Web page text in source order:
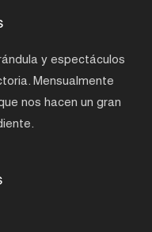
y espectáculos
Mensualmente
nos hacen un gran